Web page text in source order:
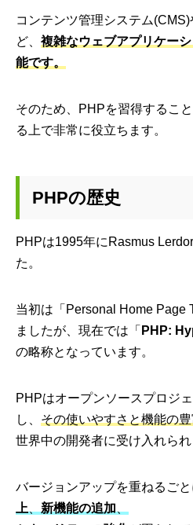
コンテンツ管理システム
ど、 複雑なウェブアプリケー
能です。
そのため、PHPを習得するこ
る上で非常に役立ちます。
PHPの歴史
PHPは1995年にRasmus
た。
当初は「Personal Home Page
ましたが、現在では「 PHP:
の略称となっています。
PHPはオープンソースプロジ
し、 その使いやすさと機能の豊
世界中の開発者に受け入れられ
バージョンアップを重ねるご
上
新機能の追加